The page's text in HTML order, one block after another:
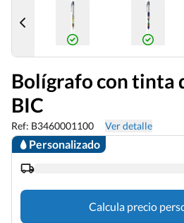
Bolígrafo con tinta
BIC
Ref: B3460001100 Ver detalle
Personalizado
Calcula precio